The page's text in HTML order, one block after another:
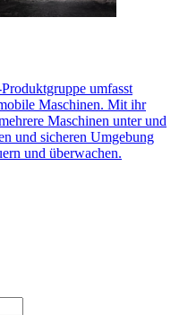
umfasst
Maschinen. Mit ihr
Maschinen unter und
und sicheren Umgebung
und überwachen.